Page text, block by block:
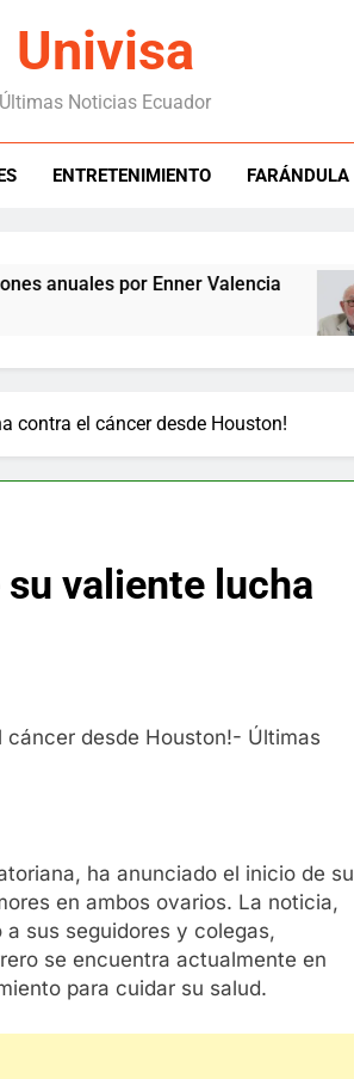
Univisa
Últimas Noticias Ecuador
ENTRETENIMIENTO FARÁNDULA
por Enner Valencia
contra el cáncer desde Houston!
su valiente lucha
ha anunciado el inicio de su
en ambos ovarios. La noticia,
sus seguidores y colegas,
se encuentra actualmente en
para cuidar su salud.